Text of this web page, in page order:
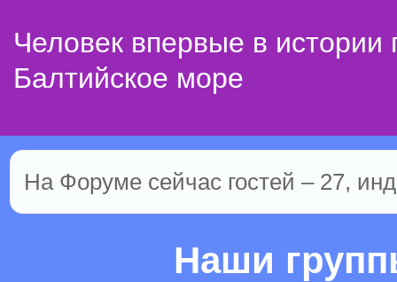
Человек впервые в истории
Балтийское море
На Форуме сейчас гостей – 27,
Наши